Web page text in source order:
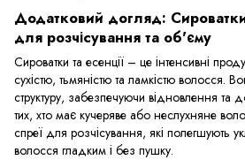
Додатковий догляд:
для розчісування та об'єму
Сироватки та есенції – це інтенсивні
сухістю, тьмяністю та ламкістю волосся.
структуру, забезпечуючи відновлення та
тих, хто має кучеряве або неслухняне
спреї для розчісування, які полегшують
волосся гладким і без пушку.